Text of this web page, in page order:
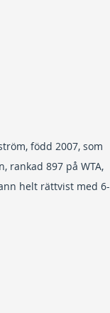
född 2007, som
rankad 897 på WTA,
helt rättvist med 6-